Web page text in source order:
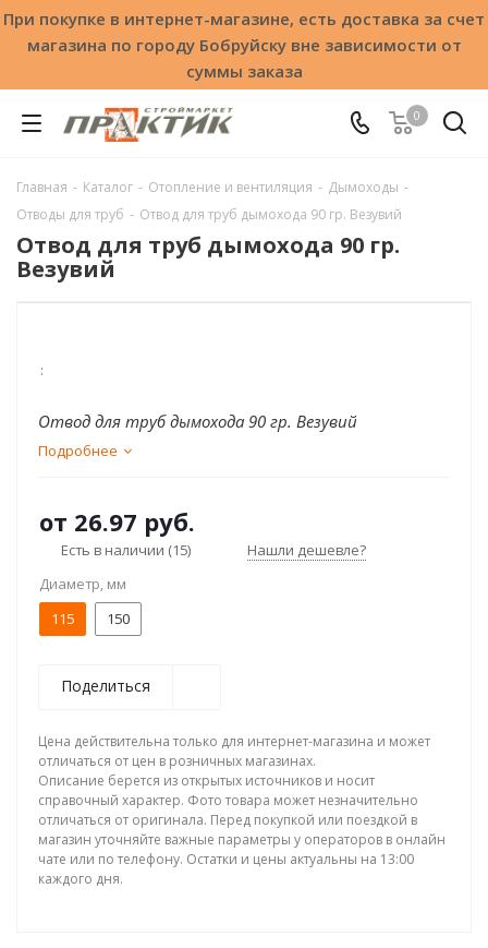
При покупке в интернет-магазине, есть доставка за счет
магазина по городу Бобруйску вне зависимости от
суммы заказа
0
Главная - Каталог - Отопление и вентиляция - Дымоходы -
Отводы для труб - Отвод для труб дымохода 90 гр. Везувий
Отвод для труб дымохода 90 гр.
Везувий
:
Отвод для труб дымохода 90 гр. Везувий
Подробнее
от 26.97 руб.
Есть в наличии (15)
Нашли дешевле?
Диаметр, мм
115
150
Поделиться
Цена действительна только для интернет-магазина и может
отличаться от цен в розничных магазинах.
Описание берется из открытых источников и носит
справочный характер. Фото товара может незначительно
отличаться от оригинала. Перед покупкой или поездкой в
магазин уточняйте важные параметры у операторов в онлайн
чате или по телефону. Остатки и цены актуальны на 13:00
каждого дня.